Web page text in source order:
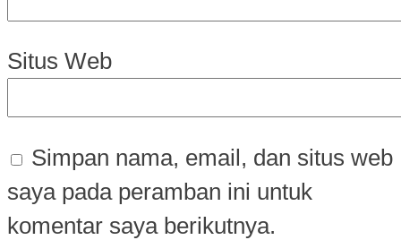
Situs Web
Simpan nama, email, dan situs web
saya pada peramban ini untuk
komentar saya berikutnya.